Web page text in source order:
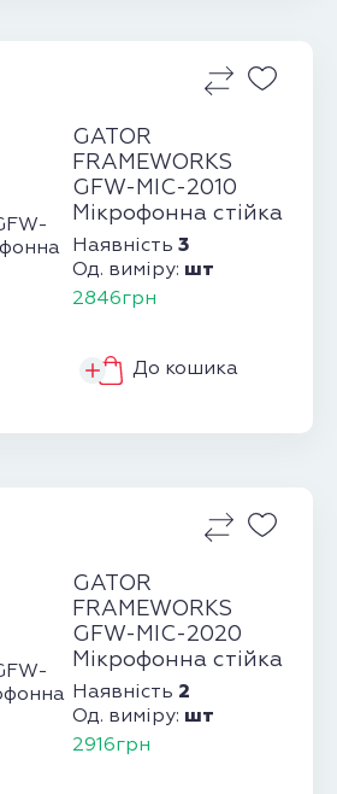
GATOR
FRAMEWORKS
GFW-MIC-2010
Мікрофонна стійка
Наявність 3
Од. виміру: шт
2846грн
До кошика
GATOR
FRAMEWORKS
GFW-MIC-2020
Мікрофонна стійка
Наявність 2
Од. виміру: шт
2916грн